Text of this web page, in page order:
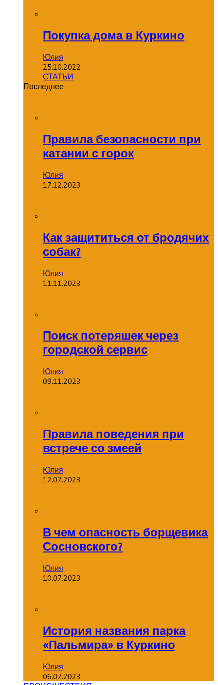
Покупка дома в Куркино
Юлия
25.10.2022
СТАТЬИ
Последнее
Правила безопасности при
катании с горок
Юлия
17.12.2023
Как защититься от бродячих
собак?
Юлия
11.11.2023
Поиск потеряшек через
городской сервис
Юлия
09.11.2023
Правила поведения при
встрече со змеей
Юлия
12.07.2023
В чем опасность борщевика
Сосновского?
Юлия
10.07.2023
История названия парка
«Пальмира» в Куркино
Юлия
06.07.2023